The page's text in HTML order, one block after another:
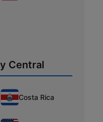
Central
Costa Rica